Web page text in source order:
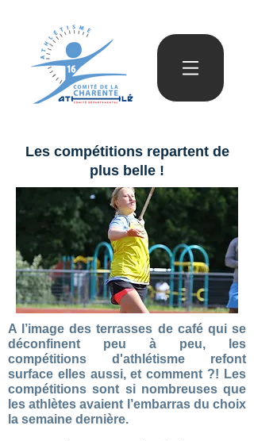
Les compétitions repartent de
plus belle !
A l’image des terrasses de café qui se
déconfinent peu à peu, les
compétitions d'athlétisme refont
surface elles aussi, et comment ?! Les
compétitions sont si nombreuses que
les athlètes avaient l’embarras du choix
la semaine dernière.